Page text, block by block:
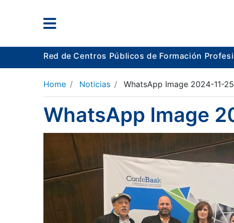
Red de Centros Públicos de Formación
Home Noticias WhatsApp Image 2024-11-
WhatsApp Image